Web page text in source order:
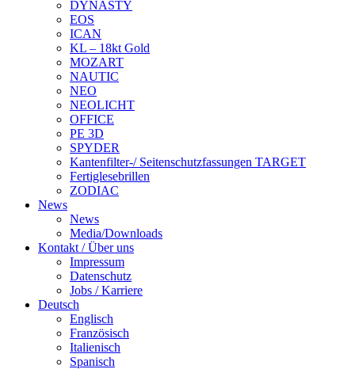
DYNASTY
EOS
ICAN
KL – 18kt Gold
MOZART
NAUTIC
NEO
NEOLICHT
OFFICE
PE 3D
SPYDER
Kantenfilter-/ Seitenschutzfassungen TARGET
Fertiglesebrillen
ZODIAC
News
News
Media/Downloads
Kontakt / Über uns
Impressum
Datenschutz
Jobs / Karriere
Deutsch
Englisch
Französisch
Italienisch
Spanisch